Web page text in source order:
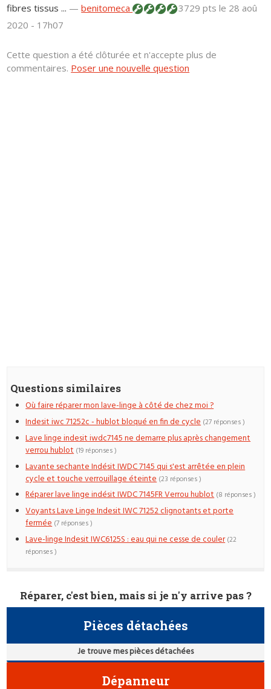
fibres tissus ... —benitomeca 3729 ptsle 28 aoû
2020 - 17h07
Cette question a été clôturée et n'accepte plus de
commentaires. Poser une nouvelle question
Questions similaires
Où faire réparer mon lave-linge à côté de chez moi ?
Indesit iwc 71252c - hublot bloqué en fin de cycle (27 réponses )
Lave linge indesit iwdc7145 ne demarre plus après changement
verrou hublot (19 réponses )
Lavante sechante Indésit IWDC 7145 qui s'est arrêtée en plein
cycle et touche verrouillage éteinte (23 réponses )
Réparer lave linge indésit IWDC 7145FR Verrou hublot (8 réponses )
Voyants Lave Linge Indesit IWC 71252 clignotants et porte
fermée (7 réponses )
Lave-linge Indesit IWC6125S : eau qui ne cesse de couler (22
réponses )
Réparer, c'est bien, mais si je n'y arrive pas ?
Pièces détachées
Je trouve mes pièces détachées
Dépanneur